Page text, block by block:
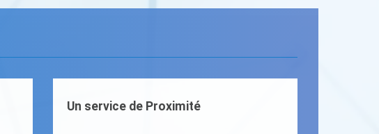
Un service de Proximité